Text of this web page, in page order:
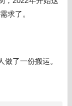
求了。
了一份搬运。